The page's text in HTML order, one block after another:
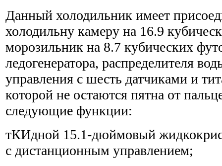
Данный холодильник имеет
холодильну камеру на 16.9
морозильник на 8.7 кубических
ледогенератора, распределителя
управления с шесть датчиками и
которой не остаются пятна от
следующие функции:
тКИдной 15.1-дюймовый
с дистанционным управлением;